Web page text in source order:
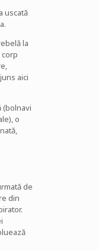
uscată
la
aici
(bolnavi
o
de
din